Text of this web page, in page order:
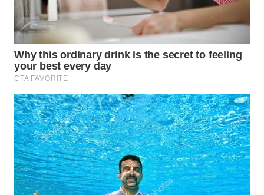
WN
DEPOK
WN
TAPANULI
WN
SAMOSIR
WN
PADANG
LAWAS